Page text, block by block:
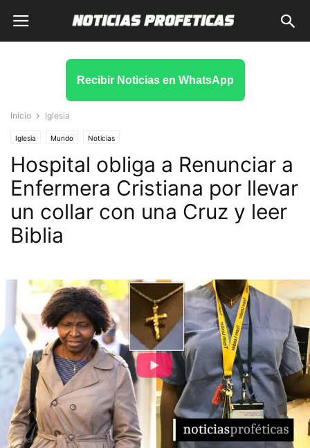
Recibir Noticias en WhatsApp
Inicio Iglesia
Iglesia Mundo Noticias
Hospital obliga a Renunciar a
Enfermera Cristiana por llevar
un collar con una Cruz y leer
Biblia